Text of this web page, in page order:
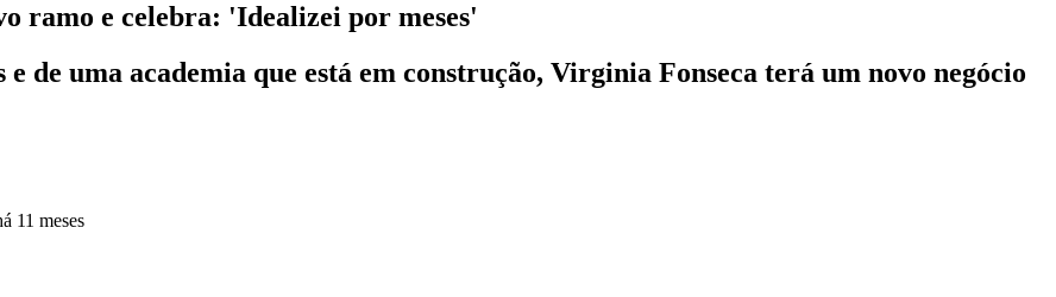
ramo e celebra: 'Idealizei por meses'
de uma academia que está em construção, Virginia Fonseca terá um novo negócio
11 meses